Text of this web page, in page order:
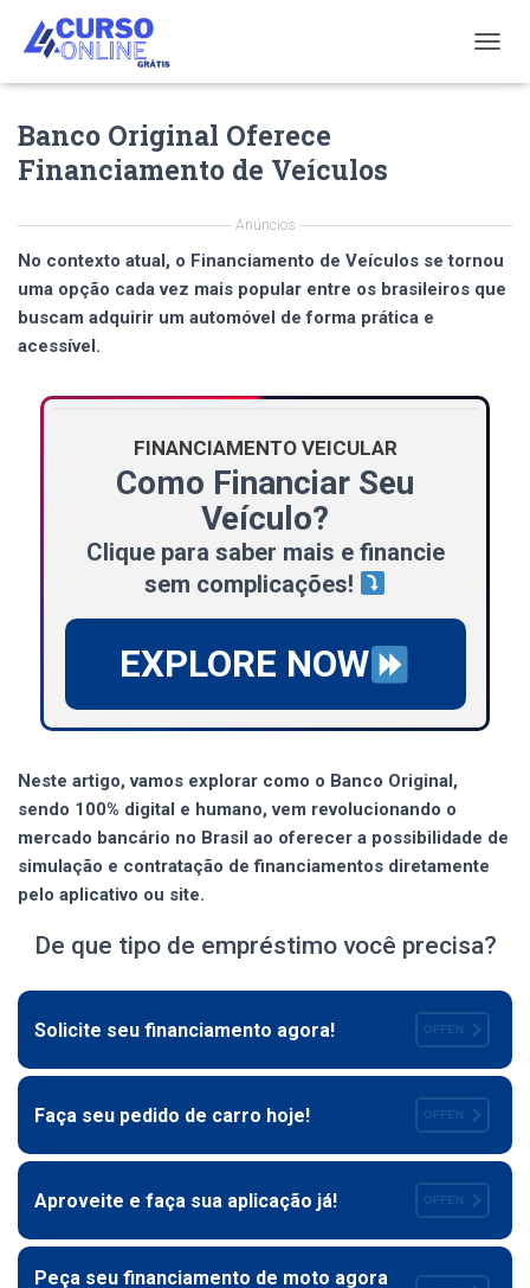
O
I
G
N
Banco Original Oferece
Financiamento de Veículos
Anúncios
No contexto atual, o Financiamento de Veículos se tornou
uma opção cada vez mais popular entre os brasileiros que
buscam adquirir um automóvel de forma prática e
acessível.
FINANCIAMENTO VEICULAR
Como Financiar Seu
Veículo?
Clique para saber mais e financie
sem complicações!
EXPLORE NOW
Neste artigo, vamos explorar como o Banco Original,
sendo 100% digital e humano, vem revolucionando o
mercado bancário no Brasil ao oferecer a possibilidade de
simulação e contratação de financiamentos diretamente
pelo aplicativo ou site.
De que tipo de empréstimo você precisa?
Solicite seu financiamento agora! OFFEN
Faça seu pedido de carro hoje! OFFEN
Aproveite e faça sua aplicação já! OFFEN
Peça seu financiamento de moto agora